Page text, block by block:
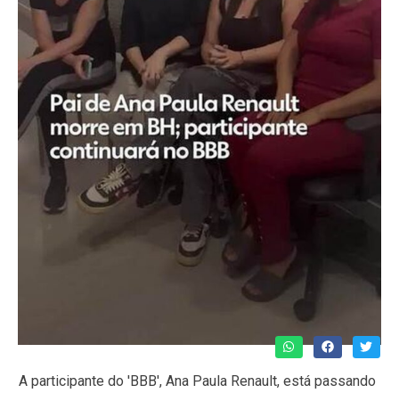
A participante do 'BBB', Ana Paula Renault, está passando